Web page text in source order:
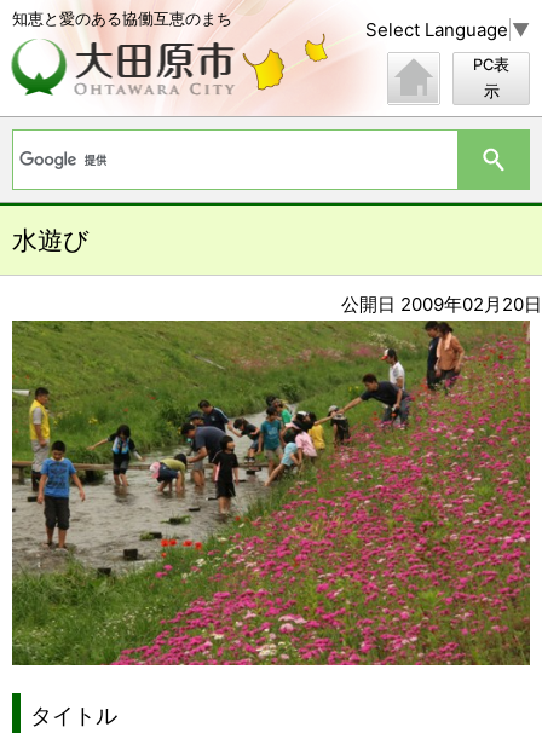
知恵と愛のある協働互恵のまち Select Language ▼
PC表
示
水遊び
公開日 2009年02月20日
タイトル